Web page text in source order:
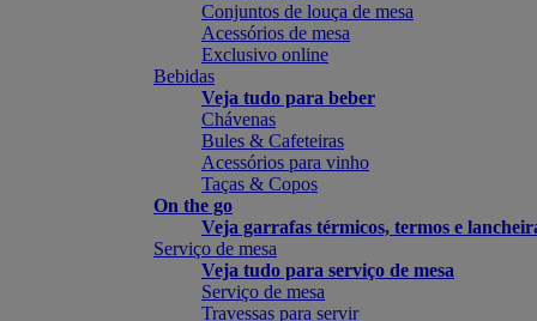
Conjuntos de louça de mesa
Acessórios de mesa
Exclusivo online
Bebidas
Veja tudo para beber
Chávenas
Bules & Cafeteiras
Acessórios para vinho
Taças & Copos
On the go
Veja garrafas térmicos, termos e
Serviço de mesa
Veja tudo para serviço de mesa
Serviço de mesa
Travessas para servir